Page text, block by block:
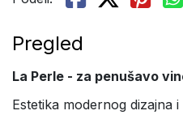
Pregled
La Perle - za penušavo
Estetika modernog dizajna